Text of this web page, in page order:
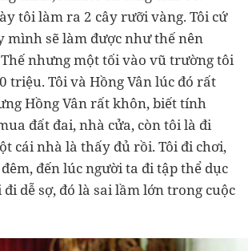
tôi làm ra 2 cây rưỡi vàng. Tôi cứ
mình sẽ làm được như thế nên
nhưng một tối vào vũ trường tôi
triệu. Tôi và Hồng Vân lúc đó rất
Hồng Vân rất khôn, biết tính
đất đai, nhà cửa, còn tôi là đi
cái nhà là thấy đủ rồi. Tôi đi chơi,
đến lúc người ta đi tập thể dục
dễ sợ, đó là sai lầm lớn trong cuộc